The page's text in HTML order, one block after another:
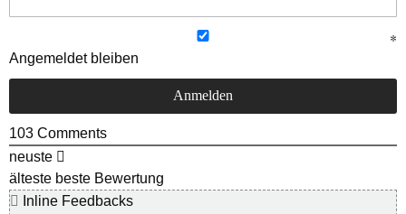
Angemeldet bleiben
103 Comments
neuste
älteste beste Bewertung
Inline Feedbacks